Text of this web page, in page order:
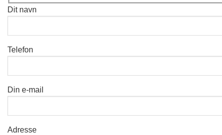
Dit navn
Telefon
Din e-mail
Adresse